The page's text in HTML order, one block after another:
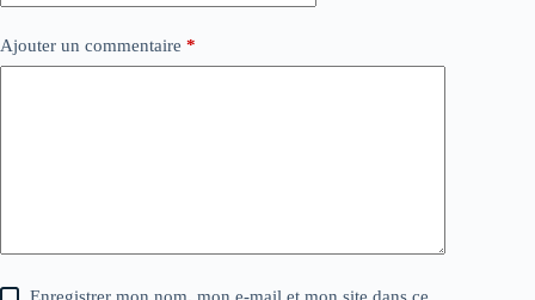
Enregistrer mon nom, mon e-mail et mon site dans ce